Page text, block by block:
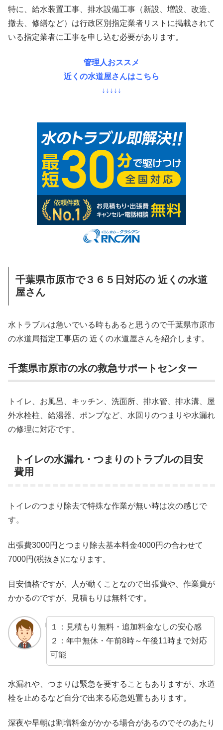
特に、給水装置工事、排水設備工事（新設、増設、改造、
撤去、修繕など）は行政区別指定業者リストに掲載されて
いる指定業者に工事を申し込む必要があります。
管理人おススメ
近くの水道屋さんはこちら
↓↓↓↓↓
千葉県市原市で３６５日対応の 近くの水道
屋さん
水トラブルは急いでいる時もあると思うので千葉県市原市
の水道局指定工事店の 近くの水道屋さんを紹介します。
千葉県市原市の水の救急サポートセンター
トイレ、お風呂、キッチン、洗面所、排水管、排水溝、屋
外水栓柱、給湯器、ポンプなど、水回りのつまりや水漏れ
の修理に対応です。
トイレの水漏れ・つまりのトラブルの目安
費用
トイレのつまり除去で特殊な作業が無い時は次の感じで
す。
出張費3000円とつまり除去基本料金4000円の合わせて
7000円(税抜き)になります。
目安価格ですが、人が動くことなので出張費や、作業費が
かかるのですが、見積もりは無料です。
１：見積もり無料・追加料金なしの安心感
２：年中無休・午前8時～午後11時まで対応
可能
水漏れや、つまりは緊急を要することもありますが、水道
栓を止めるなど自分で出来る応急処置もあります。
深夜や早朝は割増料金がかかる場合があるのでそのあたり